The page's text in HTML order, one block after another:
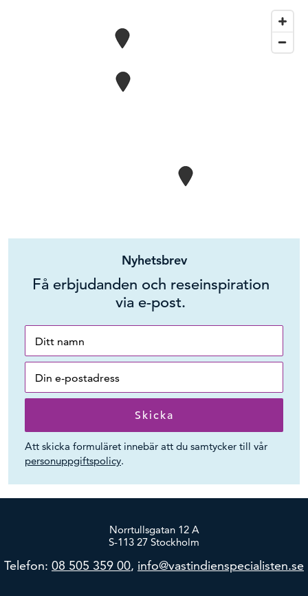
Nyhetsbrev
Få erbjudanden och reseinspiration
via e-post.
Att skicka formuläret innebär att du samtycker till vår
personuppgiftspolicy.
Norrtullsgatan 12 A
S-113 27 Stockholm
Telefon: 08 505 359 00, info@vastindienspecialisten.se